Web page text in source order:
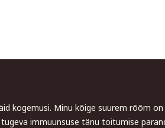
kogemusi. Minu kõige suurem rõõm
immuunsuse tänu toitumise